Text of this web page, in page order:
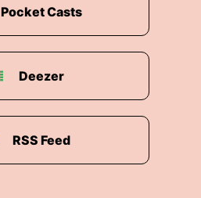
Pocket Casts
Deezer
RSS Feed